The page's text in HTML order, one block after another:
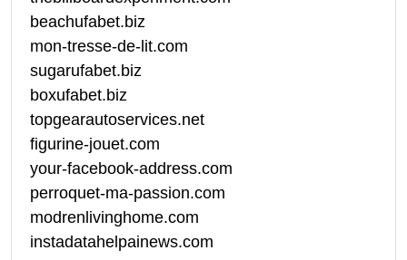
beachufabet.biz
mon-tresse-de-lit.com
sugarufabet.biz
boxufabet.biz
topgearautoservices.net
figurine-jouet.com
your-facebook-address.com
perroquet-ma-passion.com
modrenlivinghome.com
instadatahelpainews.com